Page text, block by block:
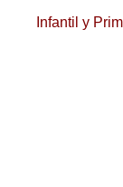
Infantil y